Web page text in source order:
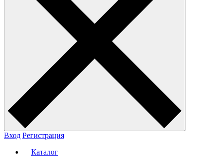
Вход Регистрация
Каталог